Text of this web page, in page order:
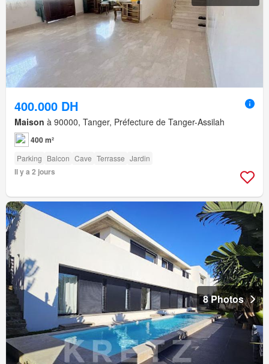
400.000 DH
Maison à 90000, Tanger, Préfecture de Tanger-Assilah
400 m²
Parking Balcon Cave Terrasse Jardin
Il y a 2 jours
8 Photos